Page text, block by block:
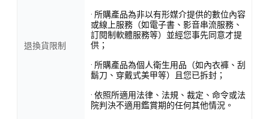
退換貨限制
· 所購產品為非以有形媒介提供的數位內容
或線上服務（如電子書、影音串流服務、
訂閱制軟體服務等）並經您事先同意才提
供；
· 所購產品為個人衛生用品（如內衣褲、刮
鬍刀、穿戴式美甲等）且您已拆封；
· 依照所適用法律、法規、裁定、命令或法
院判決不適用鑑賞期的任何其他情況。